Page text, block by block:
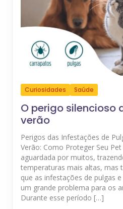
Curiosidades Saúde
O perigo silencioso
verão
Perigos das Infestações de
Verão: Como Proteger Seu
aguardada por muitos,
temperaturas mais altas, mas
que as infestações de pulgas
um grande problema para os
Durante esse período […]